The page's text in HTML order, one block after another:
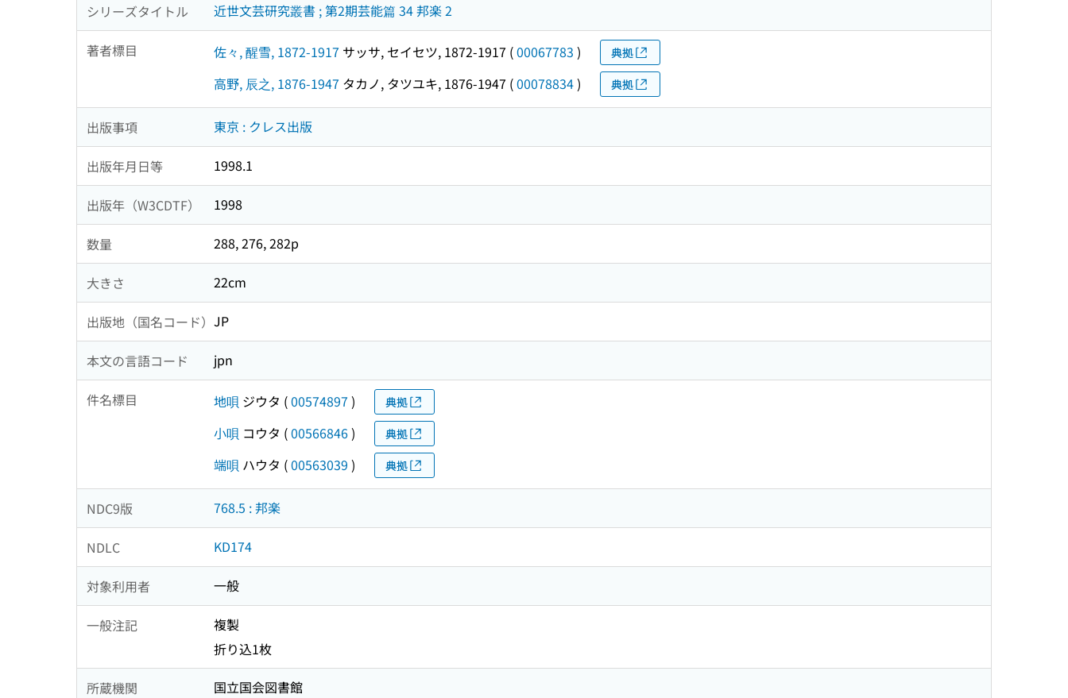
シリーズタイトル 近世文芸研究叢書 ; 第2期芸能篇 34 邦楽 2
著者標目 佐々, 醒雪, 1872-1917 サッサ, セイセツ, 1872-1917 (00067783 ) 典拠
高野, 辰之, 1876-1947 タカノ, タツユキ, 1876-1947 (00078834) 典拠
出版事項 東京 : クレス出版
出版年月日等 1998.1
出版年（W3CDTF） 1998
数量 288, 276, 282p
大きさ 22cm
出版地（国名コード） JP
本文の言語コード jpn
件名標目 地唄 ジウタ (00574897 ) 典拠
小唄 コウタ (00566846) 典拠
端唄 ハウタ (00563039 ) 典拠
NDC9版 768.5 : 邦楽
NDLC KD174
対象利用者 一般
一般注記
複製
折り込1枚
所蔵機関 国立国会図書館